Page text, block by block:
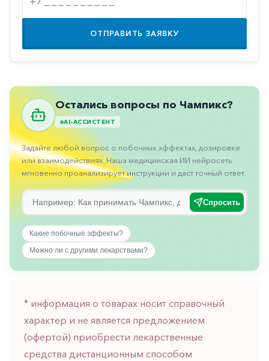
Противоопухолевые
Противоподагрические
Противорвотные
Пульмонология
Сердечные
Сосудистые
Тромбозы
Урология
Ухо-
горло-
нос
Хирургия
железа
ОТПРАВИТЬ ЗАЯВКУ
Остались вопросы по Чампикс?
AI-АССИСТЕНТ
Задайте любой вопрос о побочных эффектах, дозировке
или взаимодействиях. Наша медицинская ИИ нейросеть
мгновенно проанализирует инструкции и даст точный ответ.
Спросить
Какие побочные эффекты?
Можно ли с другими лекарствами?
* информация о товарах носит справочный
характер и не является предложением
(офертой) приобрести лекарственные
средства дистанционным способом